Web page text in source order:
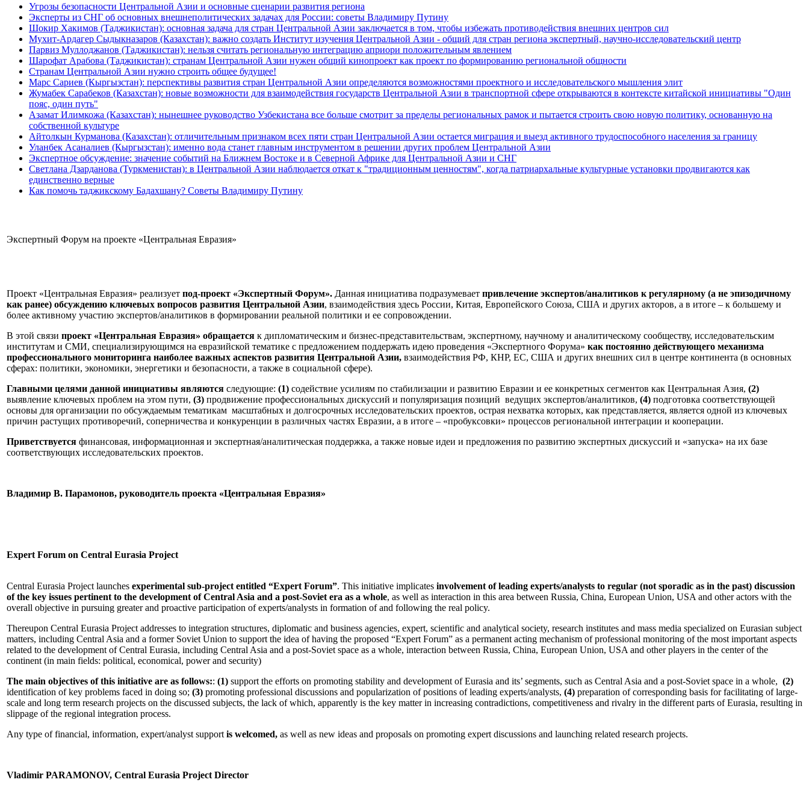
Угрозы безопасности Центральной Азии и основные сценарии развития региона
Эксперты из СНГ об основных внешнеполитических задачах для России: советы Владимиру Путину
Шокир Хакимов (Таджикистан): основная задача для стран Центральной Азии заключается в том, чтобы избежать противодействия внешних центров сил
Мухит-Ардагер Сыдыкназаров (Казахстан): важно создать Институт изучения Центральной Азии - общий для стран региона экспертный, научно-исследовательский центр
Парвиз Муллоджанов (Таджикистан): нельзя считать региональную интеграцию априори положительным явлением
Шарофат Арабова (Таджикистан): странам Центральной Азии нужен общий кинопроект как проект по формированию региональной общности
Странам Центральной Азии нужно строить общее будущее!
Марс Сариев (Кыргызстан): перспективы развития стран Центральной Азии определяются возможностями проектного и исследовательского мышления элит
Жумабек Сарабеков (Казахстан): новые возможности для взаимодействия государств Центральной Азии в транспортной сфере открываются в контексте китайской инициативы "Один
пояс, один путь"
Азамат Илимкожа (Казахстан): нынешнее руководство Узбекистана все больше смотрит за пределы региональных рамок и пытается строить свою новую политику, основанную на
собственной культуре
Айтолкын Курманова (Казахстан): отличительным признаком всех пяти стран Центральной Азии остается миграция и выезд активного трудоспособного населения за границу
Уланбек Асаналиев (Кыргызстан): именно вода станет главным инструментом в решении других проблем Центральной Азии
Экспертное обсуждение: значение событий на Ближнем Востоке и в Северной Африке для Центральной Азии и СНГ
Светлана Дзарданова (Туркменистан): в Центральной Азии наблюдается откат к "традиционным ценностям", когда патриархальные культурные установки продвигаются как
единственно верные
Как помочь таджикскому Бадахшану? Советы Владимиру Путину
Экспертный Форум на проекте «Центральная Евразия»
Проект «Центральная Евразия» реализует под-проект «Экспертный Форум». Данная инициатива подразумевает привлечение экспертов/аналитиков к регулярному (а не эпизодичному
как ранее) обсуждению ключевых вопросов развития Центральной Азии, взаимодействия здесь России, Китая, Европейского Союза, США и других акторов, а в итоге – к большему и
более активному участию экспертов/аналитиков в формировании реальной политики и ее сопровождении.
В этой связи проект «Центральная Евразия» обращается к дипломатическим и бизнес-представительствам, экспертному, научному и аналитическому сообществу, исследовательским
институтам и СМИ, специализирующимся на евразийской тематике с предложением поддержать идею проведения «Экспертного Форума» как постоянно действующего механизма
профессионального мониторинга наиболее важных аспектов развития Центральной Азии, взаимодействия РФ, КНР, ЕС, США и других внешних сил в центре континента (в основных
сферах: политики, экономики, энергетики и безопасности, а также в социальной сфере).
Главными целями данной инициативы являются следующие: (1) содействие усилиям по стабилизации и развитию Евразии и ее конкретных сегментов как Центральная Азия, (2)
выявление ключевых проблем на этом пути, (3) продвижение профессиональных дискуссий и популяризация позиций ведущих экспертов/аналитиков, (4) подготовка соответствующей
основы для организации по обсуждаемым тематикам масштабных и долгосрочных исследовательских проектов, острая нехватка которых, как представляется, является одной из ключевых
причин растущих противоречий, соперничества и конкуренции в различных частях Евразии, а в итоге – «пробуксовки» процессов региональной интеграции и кооперации.
Приветствуется финансовая, информационная и экспертная/аналитическая поддержка, а также новые идеи и предложения по развитию экспертных дискуссий и «запуска» на их базе
соответствующих исследовательских проектов.
Владимир В. Парамонов, руководитель проекта «Центральная Евразия»
Expert Forum on Central Eurasia Project
Central Eurasia Project launches experimental sub-project entitled “Expert Forum”. This initiative implicates involvement of leading experts/analysts to regular (not sporadic as in the past) discussion
of the key issues pertinent to the development of Central Asia and a post-Soviet era as a whole, as well as interaction in this area between Russia, China, European Union, USA and other actors with the
overall objective in pursuing greater and proactive participation of experts/analysts in formation of and following the real policy.
Thereupon Central Eurasia Project addresses to integration structures, diplomatic and business agencies, expert, scientific and analytical society, research institutes and mass media specialized on Eurasian subject
matters, including Central Asia and a former Soviet Union to support the idea of having the proposed “Expert Forum” as a permanent acting mechanism of professional monitoring of the most important aspects
related to the development of Central Eurasia, including Central Asia and a post-Soviet space as a whole, interaction between Russia, China, European Union, USA and other players in the center of the
continent (in main fields: political, economical, power and security)
The main objectives of this initiative are as follows:: (1) support the efforts on promoting stability and development of Eurasia and its’ segments, such as Central Asia and a post-Soviet space in a whole, (2)
identification of key problems faced in doing so; (3) promoting professional discussions and popularization of positions of leading experts/analysts, (4) preparation of corresponding basis for facilitating of large-
scale and long term research projects on the discussed subjects, the lack of which, apparently is the key matter in increasing contradictions, competitiveness and rivalry in the different parts of Eurasia, resulting in
slippage of the regional integration process.
Any type of financial, information, expert/analyst support is welcomed, as well as new ideas and proposals on promoting expert discussions and launching related research projects.
Vladimir PARAMONOV, Central Eurasia Project Director